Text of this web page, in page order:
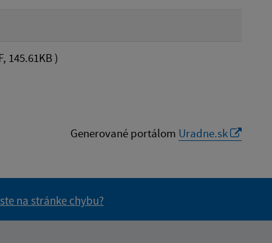
145.61KB )
Generované portálom Uradne.sk
na stránke chybu?